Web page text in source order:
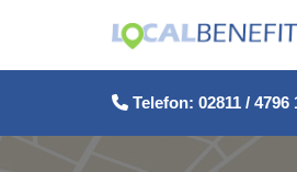
Telefon: 02811 / 4796